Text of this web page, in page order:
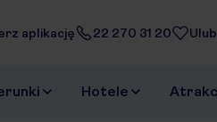
aplikację 22 270 31 20
Hotele